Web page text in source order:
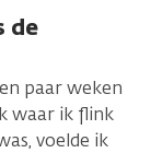
de
paar weken
waar ik flink
voelde ik